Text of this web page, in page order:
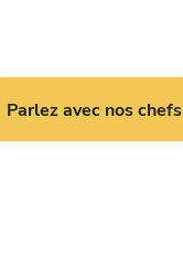
Parlez avec nos chefs